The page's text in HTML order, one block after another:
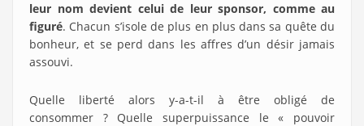
leur nom devient celui de leur sponsor, comme au
figuré. Chacun s’isole de plus en plus dans sa quête du
bonheur, et se perd dans les affres d’un désir jamais
assouvi.
Quelle liberté alors y-a-t-il à être obligé de
consommer ? Quelle superpuissance le « pouvoir